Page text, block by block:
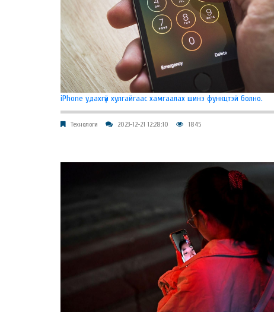
iPhone удахгүй хулгайгаас хамгаалах шинэ функцтэй болно.
Технологи 2023-12-21 12:28:10 1845